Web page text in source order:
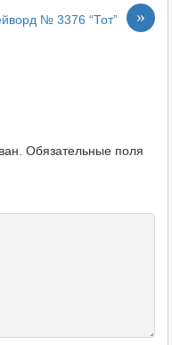
»
№ 3376 “Тот”
Обязательные поля